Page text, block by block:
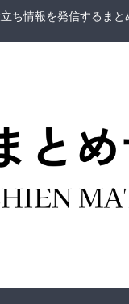
ち情報を発信するまと